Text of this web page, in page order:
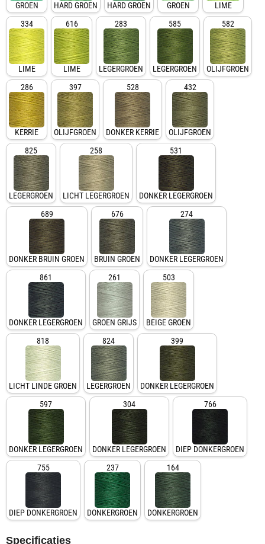
GROEN HARD GROEN HARD GROEN GROEN
LIME
334
LIME
616
LIME
283
LEGERGROEN
585
LEGERGROEN
582
OLIJFGROEN
286
KERRIE
397
OLIJFGROEN
528
DONKER KERRIE
432
OLIJFGROEN
825
LEGERGROEN
258
LICHT LEGERGROEN
531
DONKER LEGERGROEN
689
DONKER BRUIN GROEN
676
BRUIN GROEN
274
DONKER LEGERGROEN
861
DONKER LEGERGROEN
261
GROEN GRIJS
503
BEIGE GROEN
818
LICHT LINDE GROEN
824
LEGERGROEN
399
DONKER LEGERGROEN
597
DONKER LEGERGROEN
304
DONKER LEGERGROEN
766
DIEP DONKERGROEN
755
DIEP DONKERGROEN
237
DONKERGROEN
164
DONKERGROEN
Specificaties